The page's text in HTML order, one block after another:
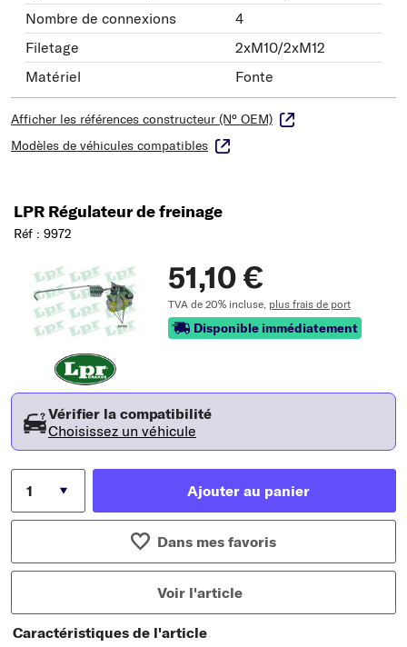
Nombre de connexions
4
Filetage
2xM10/2xM12
Matériel
Fonte
Afficher les références constructeur (N° OEM)
Modèles de véhicules compatibles
LPR Régulateur de freinage
Réf : 9972
51,10 €
TVA de 20% incluse, plus frais de port
Disponible immédiatement
Vérifier la compatibilité
Choisissez un véhicule
Ajouter au panier
Dans mes favoris
Voir l'article
Caractéristiques de l'article